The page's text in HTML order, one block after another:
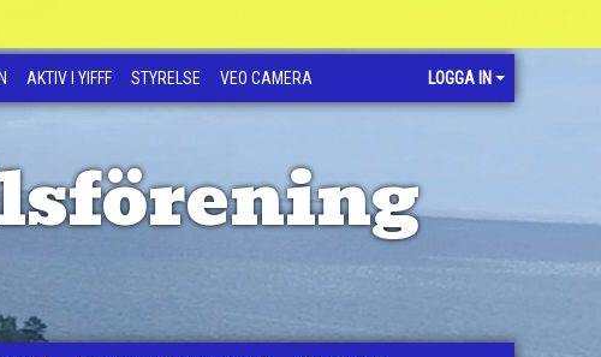
AKTIV I YIFFF STYRELSE VEO CAMERA LOGGA IN